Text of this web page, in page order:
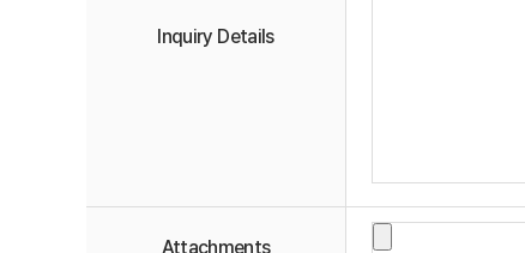
Inquiry Details
Attachments